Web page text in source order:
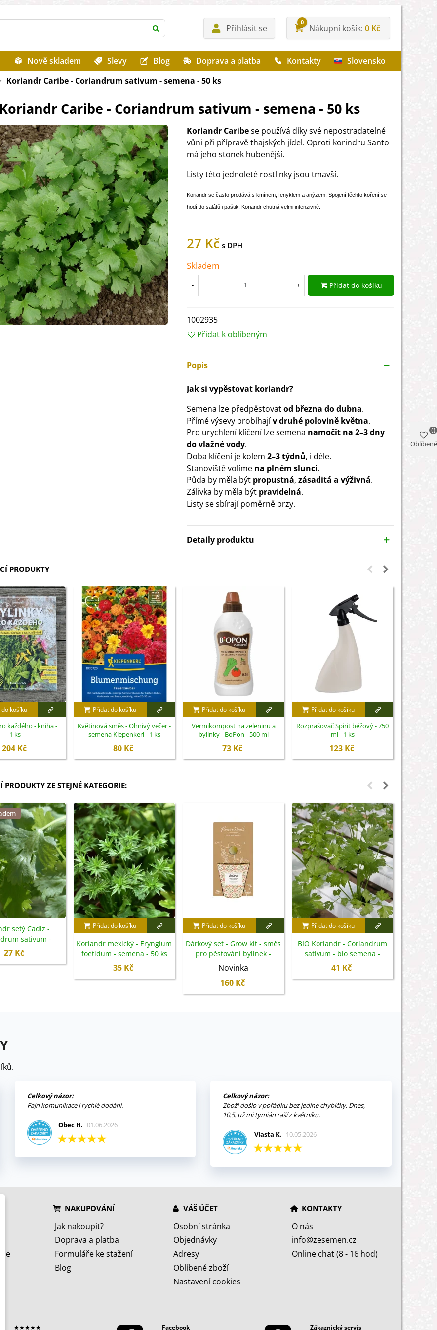
Přihlásit se
0
Nákupní košík 0 Kč
Nově skladem Slevy Blog Doprava a platba Kontakty
Slovensko
Koriandr Caribe - Coriandrum sativum - semena - 50 ks
Koriandr Caribe - Coriandrum sativum - semena - 50 ks
Koriandr Caribese používá díky své nepostradatelné
vůni při přípravě thajských jídel. Oproti korindru Santo
má jeho stonek hubenější.
Listy této jednoleté rostlinky jsou tmavší.
Koriandr se často prodává s kmínem, fenyklem a anýzem. Spojení těchto koření se
hodí do salátů i paštik. Koriandr chutná velmi intenzivně.
27 Kč
Skladem
- + Přidat do košíku
1002935
Přidat k oblíbeným
Popis
Jak si vypěstovat koriandr?
Semena lze předpěstovatod března do dubna.
Přímé výsevy probíhajív druhé polovině května.
Pro urychlení klíčení lze semena namočit na 2–3 dny
do vlažné vody.
Doba klíčení je kolem 2–3 týdnů, i déle.
Stanoviště volíme na plném slunci.
Půda by měla být propustná, zásaditá a výživná.
Zálivka by měla být pravidelná.
Listy se sbírají poměrně brzy.
Detaily produktu
PRODUKTY
košíku
každého - kniha -
1 ks
204 Kč
Přidat do košíku
Květinová směs - Ohnivý večer -
semena Kiepenkerl - 1 ks
80 Kč
Přidat do košíku
Vermikompost na zeleninu a
bylinky - BoPon - 500 ml
73 Kč
Přidat do košíku
Rozprašovač Spirit béžový - 750
ml - 1 ks
123 Kč
PRODUKTY ZE STEJNÉ KATEGORIE:
setý Cadiz -
sativum -
- 100 ks
27 Kč
Přidat do košíku
Koriandr mexický - Eryngium
foetidum - semena - 50 ks
35 Kč
Přidat do košíku
Dárkový set - Grow kit - směs
pro pěstování bylinek -
Blossombs - 1 ks
Novinka
160 Kč
Přidat do košíku
BIO Koriandr - Coriandrum
sativum - bio semena -
100 ks
41 Kč
Celkový názor:
Fajn komunikace i rychlé dodání.
Obec H. 01.06.2026
Celkový názor:
Zboží došlo v pořádku bez jediné chybičky. Dnes,
10.5. už mi tymián raší z květníku.
Vlasta K. 10.05.2026
NAKUPOVÁNÍ
Jak nakoupit?
Doprava a platba
Formuláře ke stažení
Blog
VÁŠ ÚČET
Osobní stránka
Objednávky
Adresy
Oblíbené zboží
Nastavení cookies
KONTAKTY
O nás
info@zesemen.cz
Online chat (8 - 16 hod)
★★★★★ Facebook Zákaznický servis
Oblíbené
0